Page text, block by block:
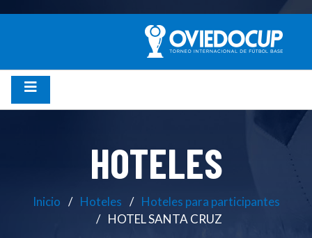
HOTELES
Inicio Hoteles
Hoteles para participantes
HOTEL SANTA CRUZ